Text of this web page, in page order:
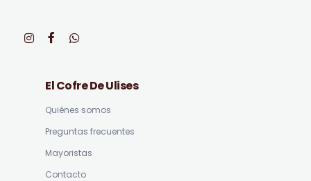
El Cofre De Ulises
Quiénes somos
Preguntas frecuentes
Mayoristas
Contacto